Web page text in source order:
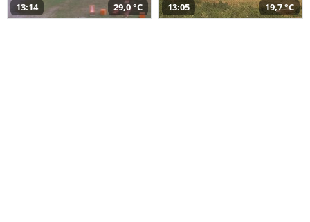
13:14 29,0 °C 13:05 19,7 °C